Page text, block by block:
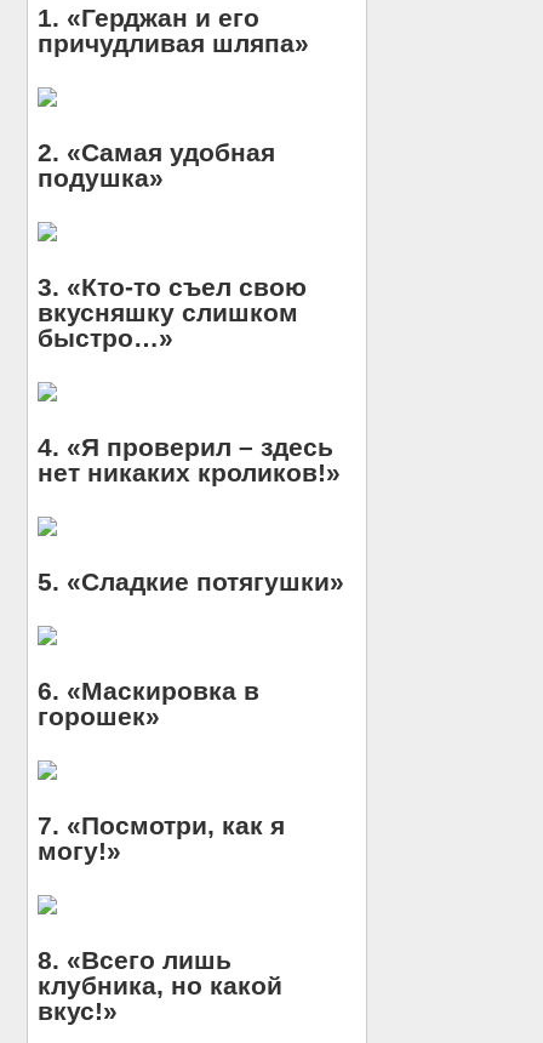
1. «Герджан и его
причудливая шляпа»
2. «Самая удобная
подушка»
3. «Кто-то съел свою
вкусняшку слишком
быстро…»
4. «Я проверил – здесь
нет никаких кроликов!»
5. «Сладкие потягушки»
6. «Маскировка в
горошек»
7. «Посмотри, как я
могу!»
8. «Всего лишь
клубника, но какой
вкус!»